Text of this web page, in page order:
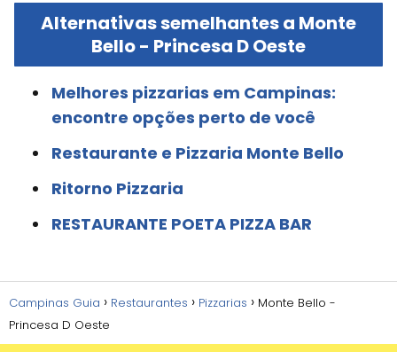
Alternativas semelhantes a Monte
Bello - Princesa D Oeste
Melhores pizzarias em Campinas:
encontre opções perto de você
Restaurante e Pizzaria Monte Bello
Ritorno Pizzaria
RESTAURANTE POETA PIZZA BAR
Campinas Guia Restaurantes Pizzarias
Monte Bello -
Princesa D Oeste